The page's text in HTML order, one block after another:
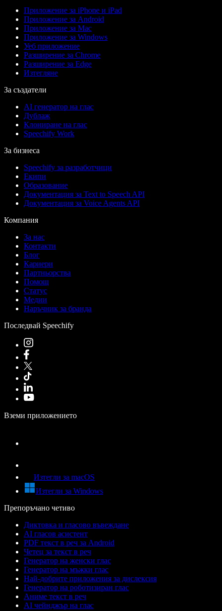
Приложение за iPhone и iPad
Приложение за Android
Приложение за Mac
Приложение за Windows
Уеб приложение
Разширение за Chrome
Разширение за Edge
Изтегляне
За създатели
AI генератор на глас
Дублаж
Клониране на глас
Speechify Work
За бизнеса
Speechify за разработчици
Екипи
Образование
Документация за Text to Speech API
Документация за Voice Agents API
Компания
За нас
Контакти
Блог
Кариери
Партньорства
Помощ
Статус
Медии
Наръчник за бранда
Последвай Speechify
Вземи приложението
Изтегли за macOS
Изтегли за Windows
Препоръчано четиво
Диктовка и гласово въвеждане
AI гласов асистент
PDF текст в реч за Android
Четец за текст в реч
Генератор на женски глас
Генератор на мъжки глас
Най-добрите приложения за дислексия
Генератор на роботизиран глас
Аниме текст в реч
AI чейнджър на глас